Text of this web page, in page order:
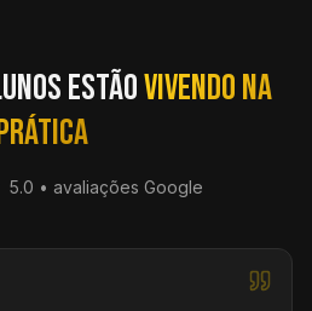
estãovivendo na
5.0 • avaliações Google